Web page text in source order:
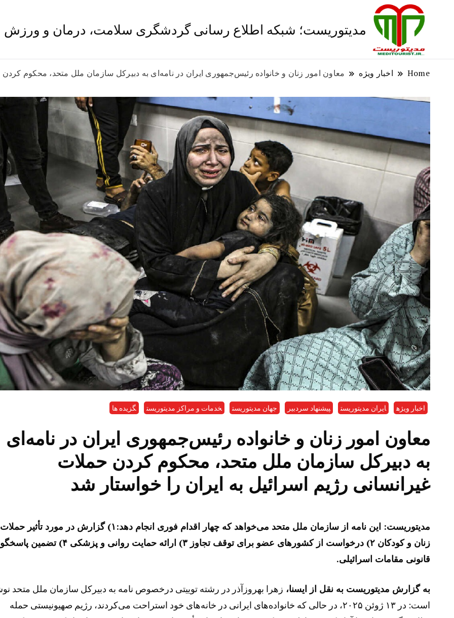
مدیتوریست؛ شبکه اطلاع رسانی گردشگری سلامت، درمان و ورزش
Home اخبار ویژه معاون امور زنان و خانواده رئیس‌جمهوری ایران در نامه‌ای به دبیرکل سازمان ملل متحد، محکوم کردن
اخبار ویژه ایران مدیتوریست پیشنهاد سردبیر جهان مدیتوریست خدمات و مراکز مدیتوریست گزیده ها
معاون امور زنان و خانواده رئیس‌جمهوری ایران در نامه‌ای
به دبیرکل سازمان ملل متحد، محکوم کردن حملات
غیرانسانی رژیم اسرائیل به ایران را خواستار شد
مدیتوریست: این نامه از سازمان ملل متحد می‌خواهد که چهار اقدام فوری انجام دهد:۱) گزارش در مورد تأثیر
زنان و کودکان ۲) درخواست از کشورهای عضو برای توقف تجاوز ۳) ارائه حمایت روانی و پزشکی
قانونی مقامات اسرائیلی.
به گزارش مدیتوریست به نقل از ایسنا، زهرا بهروزآذر در رشته‌ توییتی درخصوص نامه به دبیرکل سازمان ملل متحد
است: در ۱۳ ژوئن ۲۰۲۵، در حالی که خانواده‌های ایرانی در خانه‌های خود استراحت می‌کردند، رژیم صهیونیستی حمله